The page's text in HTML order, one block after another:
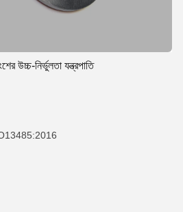
উচ্চ-নির্ভুলতা যন্ত্রপাতি